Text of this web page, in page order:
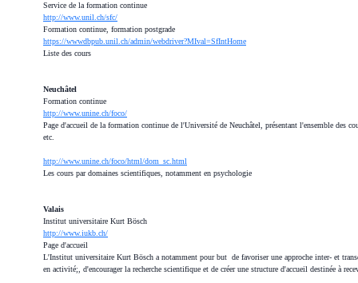
Service de la formation continue
http://www.unil.ch/sfc/
Formation continue, formation postgrade
https://wwwdbpub.unil.ch/admin/webdriver?MIval=SfIntHome
Liste des cours
Neuchâtel
Formation continue
http://www.unine.ch/foco/
Page d'accueil de la formation continue de l'Université de Neuchâtel, présentant l'ensemble des
etc.
http://www.unine.ch/foco/html/dom_sc.html
Les cours par domaines scientifiques, notamment en psychologie
Valais
Institut universitaire Kurt Bösch
http://www.iukb.ch/
Page d'accueil
L'Institut universitaire Kurt Bösch a notamment pour but de favoriser une approche inter- et
en activité;, d'encourager la recherche scientifique et de créer une structure d'accueil destinée à